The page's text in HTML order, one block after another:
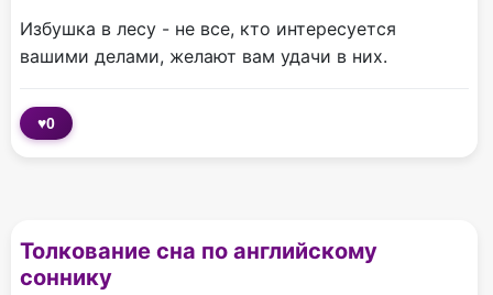
Избушка в лесу - не все, кто интересуется
вашими делами, желают вам удачи в них.
♥0
Толкование сна по английскому
соннику